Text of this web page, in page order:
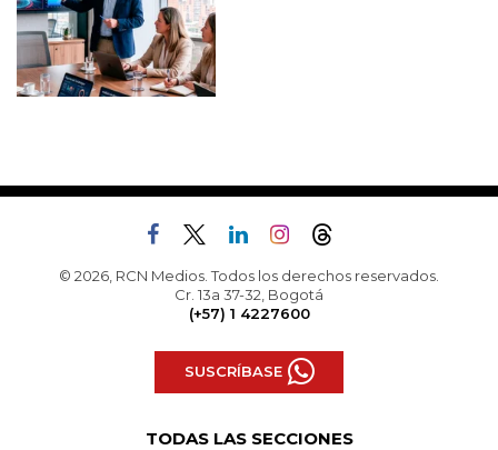
© 2026, RCN Medios. Todos los derechos reservados.
Cr. 13a 37-32, Bogotá
(+57) 1 4227600
SUSCRÍBASE
TODAS LAS SECCIONES